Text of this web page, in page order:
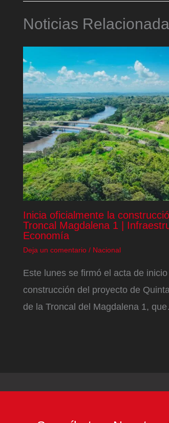
Noticias
Inicia oficialmente la
Troncal Magdalena 1 |
Economía
Deja un comentario / Nacional
Este lunes se firmó el acta de
construcción del proyecto de
de la Troncal del Magdalena 1,